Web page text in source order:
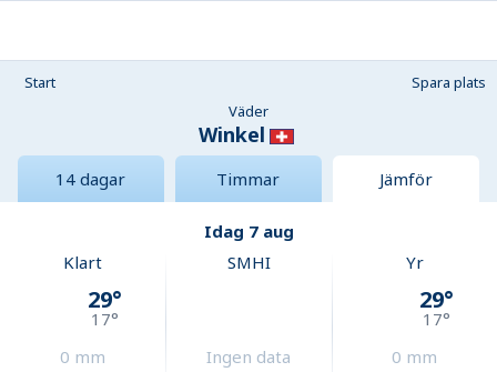
Start
Spara plats
Väder
Winkel
14 dagar Timmar Jämför
Idag 7 aug
Klart
29°
17°
0 mm
SMHI
Ingen data
Yr
29°
17°
0 mm